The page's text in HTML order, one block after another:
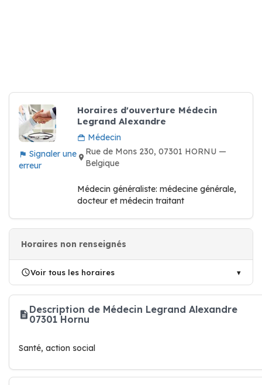
Signaler une
erreur
Horaires d'ouverture Médecin
Legrand Alexandre
Médecin
Rue de Mons 230, 07301 HORNU —
Belgique
Médecin généraliste: médecine générale,
docteur et médecin traitant
Horaires non renseignés
Voir tous les horaires
Description de Médecin Legrand Alexandre
07301 Hornu
Santé, action social